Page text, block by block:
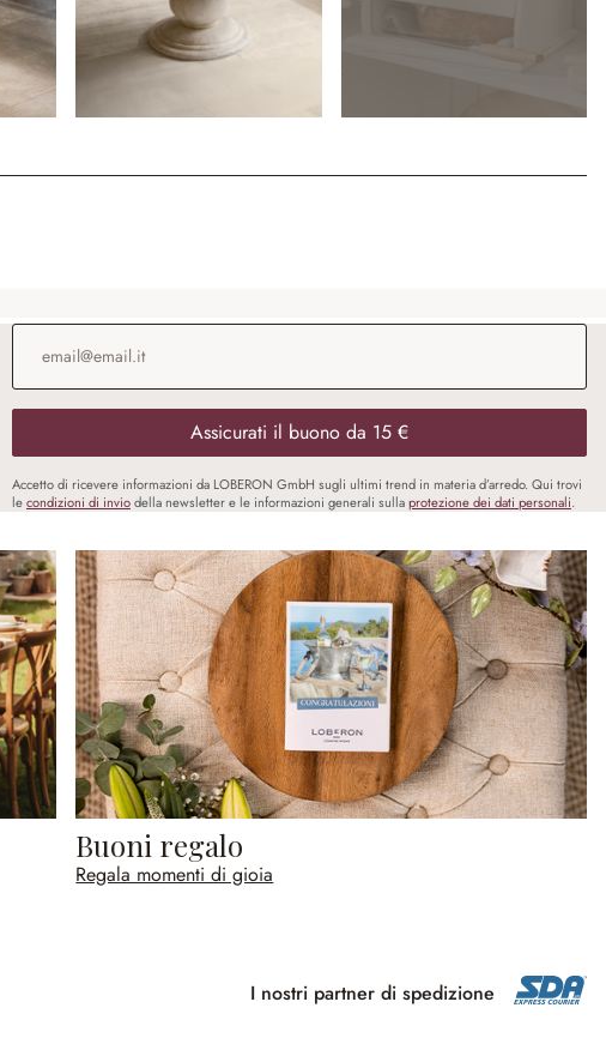
Indirizzo e-mail
Assicurati il buono da 15 €
Accetto di ricevere informazioni da LOBERON GmbH sugli ultimi trend in materia d’arredo. Qui trovi
lecondizioni di inviodella newsletter e le informazioni generali sullaprotezione dei dati personali.
Buoni regalo
Regala momenti di gioia
I nostri partner di spedizione